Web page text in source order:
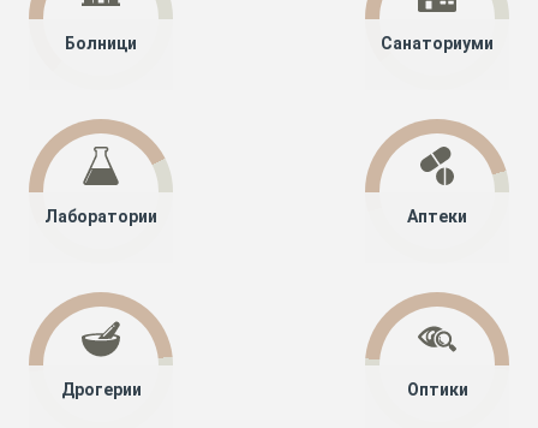
Болници Санаториуми
Лаборатории Аптеки
Дрогерии Оптики